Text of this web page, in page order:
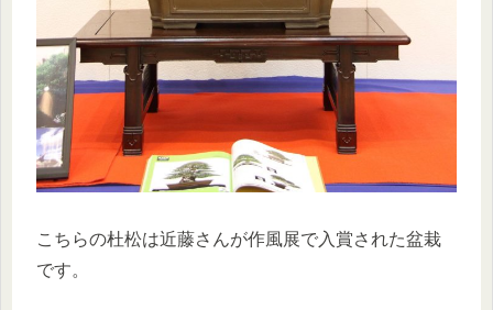
こちらの杜松は近藤さんが作風展で入賞された盆栽
です。